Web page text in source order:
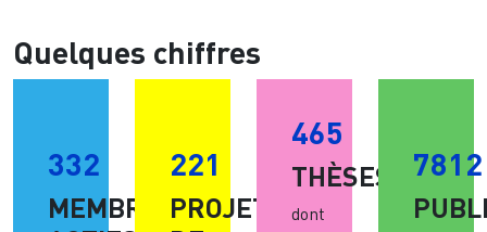
Quelques chiffres
332
MEMBRES
221
PROJETS
465
THÈSES
dont
7812